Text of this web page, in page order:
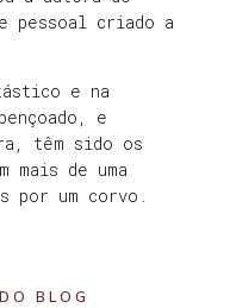
pessoal criado a
e na
e
têm sido os
mais de uma
por um corvo.
BLOG